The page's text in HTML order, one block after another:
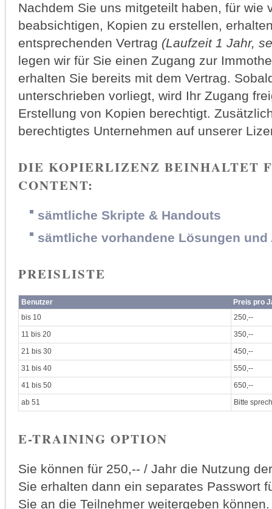
Nachdem Sie uns mitgeteilt haben, für wie
beabsichtigen, Kopien zu erstellen,
entsprechenden Vertrag (Laufzeit 1 Jahr,
legen wir für Sie einen Zugang zur
erhalten Sie bereits mit dem Vertrag.
unterschrieben vorliegt, wird Ihr Zugang
Erstellung von Kopien berechtigt.
berechtigtes Unternehmen auf unserer
DIE KOPIERLIZENZ BEINHALTET
CONTENT:
sämtliche Skripte & Handouts
sämtliche vorhandene Lösungen
PREISLISTE
Benutzer
Preis pro
bis 10
250,--
11 bis 20
350,--
21 bis 30
450,--
31 bis 40
550,--
41 bis 50
650,--
ab 51
Bitte
E-TRAINING OPTION
Sie können für 250,-- / Jahr die Nutzung
Sie erhalten dann ein separates Passwort
Sie an die Teilnehmer weitergeben können.